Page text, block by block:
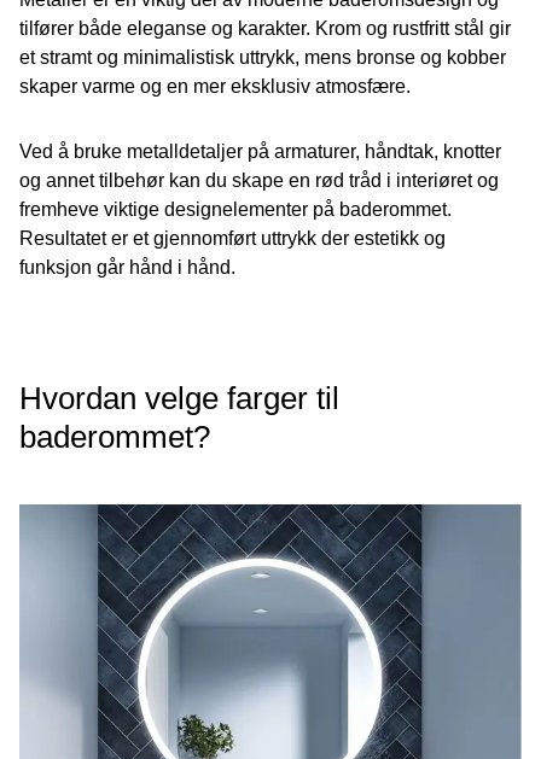
tilfører både eleganse og karakter. Krom og rustfritt stål gir
et stramt og minimalistisk uttrykk, mens bronse og kobber
skaper varme og en mer eksklusiv atmosfære.
Ved å bruke metalldetaljer på armaturer, håndtak, knotter
og annet tilbehør kan du skape en rød tråd i interiøret og
fremheve viktige designelementer på baderommet.
Resultatet er et gjennomført uttrykk der estetikk og
funksjon går hånd i hånd.
Hvordan velge farger til
baderommet?